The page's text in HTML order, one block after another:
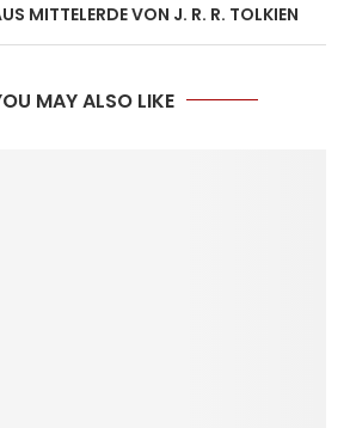
MITTELERDE VON J. R. R. TOLKIEN
MAY ALSO LIKE